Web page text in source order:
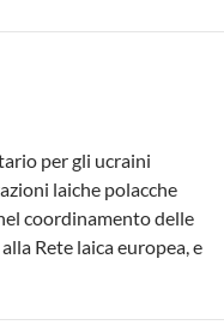
per gli ucraini
laiche polacche
coordinamento delle
Rete laica europea, e